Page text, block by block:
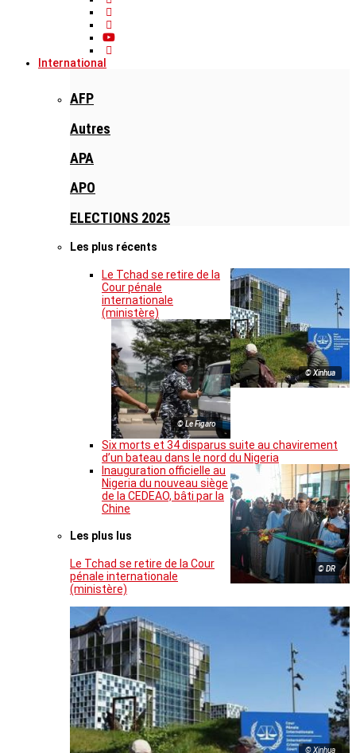
International
AFP
Autres
APA
APO
ELECTIONS 2025
Les plus récents
© Xinhua
Le Tchad se retire de la
Cour pénale
internationale
(ministère)
© Le Figaro
Six morts et 34 disparus suite au chavirement
d’un bateau dans le nord du Nigeria
© DR
Inauguration officielle au
Nigeria du nouveau siège
de la CEDEAO, bâti par la
Chine
Les plus lus
Le Tchad se retire de la Cour
pénale internationale
(ministère)
© Xinhua